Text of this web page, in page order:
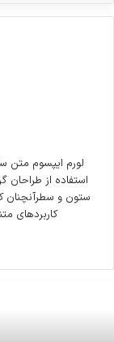
لورم ایپسوم متن
استفاده از طراحان
ستون و سطرآنچنان
کاربردهای